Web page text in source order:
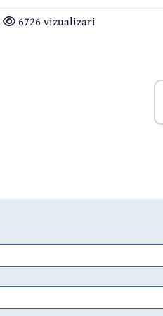
6726 vizualizari